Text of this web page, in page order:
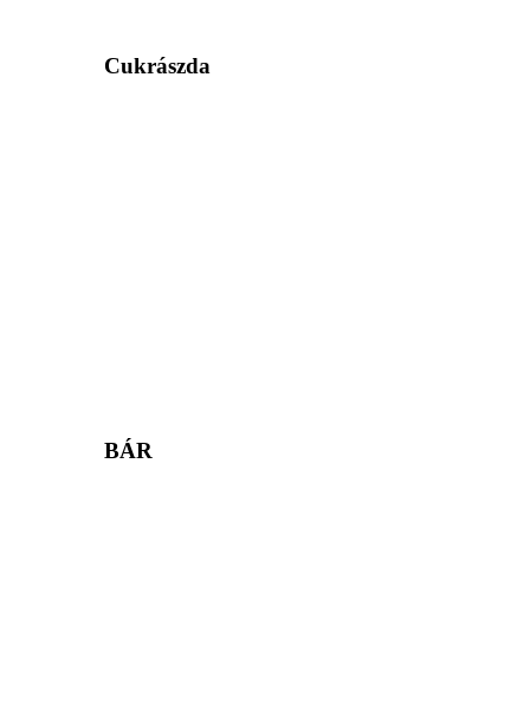
Cukrászda
BÁR